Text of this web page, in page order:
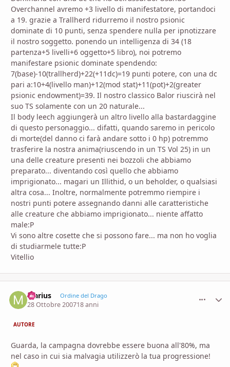
Overchannel avremo +3 livello di manifestatore, portandoci
a 19. grazie a Trallherd ridurremo il nostro psionic
dominate di 10 punti, senza spendere nulla per ipnotizzare
il nostro soggetto. ponendo un intelligenza di 34 (18
partenza+5 livelli+6 oggetto+5 libro), noi potremo
manifestare psionic dominate spendendo:
7(base)-10(trallherd)+22(+11dc)=19 punti potere, con una dc
pari a:10+4(livello man)+12(mod stat)+11(pot)+2(greater
psionic endowment)=39. Il nostro classico Balor riuscirà nel
suo TS solamente con un 20 naturale...
Il body leech aggiungerà un altro livello alla bastardaggine
di questo personaggio... difatti, quando saremo in pericolo
di morte(del danno ci farà andare sotto i 0 hp) potremmo
trasferire la nostra anima(riuscendo in un TS Vol 25) in un
una delle creature presenti nei bozzoli che abbiamo
preparato... diventando così quello che abbiamo
imprigionato... magari un Illithid, o un beholder, o qualsiasi
altra cosa... Inoltre, normalmente potremmo riempire i
nostri punti potere assegnando danni alle caratteristiche
alle creature che abbiamo imprigionato... niente affatto
male:P
Vi sono altre cosette che si possono fare... ma non ho voglia
di studiarmele tutte:P
Vitellio
Marius Ordine del Drago
28 Ottobre 200718 anni
AUTORE
Guarda, la campagna dovrebbe essere buona all'80%, ma
nel caso in cui sia malvagia utilizzerò la tua progressione!